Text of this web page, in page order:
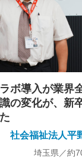
ボ導入が業界
の変化が、新
社会福祉法人平
埼玉県／約